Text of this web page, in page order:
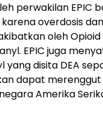
perwakilan EPIC
overdosis
oleh Opioid
EPIC juga
yang disita DEA
dapat
Amerika